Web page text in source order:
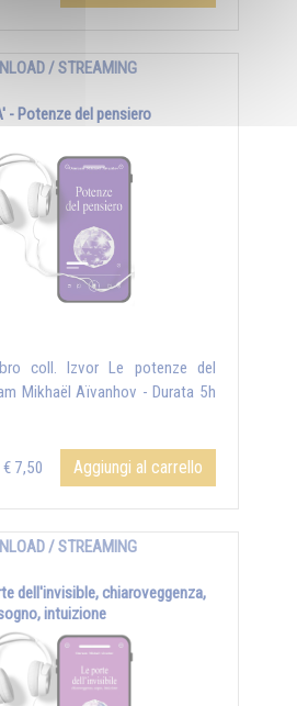
/ STREAMING
- Potenze del pensiero
coll. Izvor Le potenze del
Mikhaël Aïvanhov - Durata 5h
€ 7,50 Aggiungi al carrello
/ STREAMING
dell'invisible, chiaroveggenza,
intuizione